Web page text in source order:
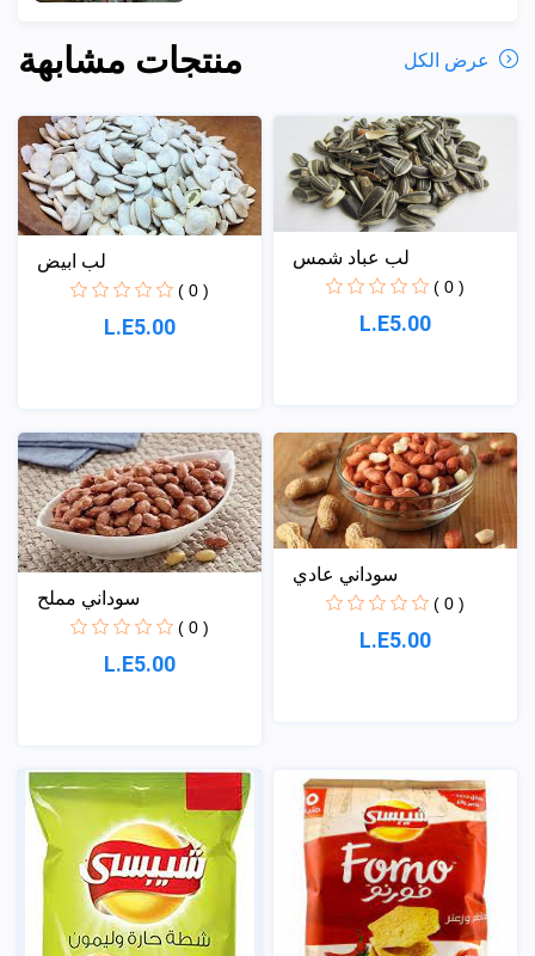
منتجات مشابهة
لب ابيض
( 0 )
L.E5.00
لب عباد شمس
( 0 )
L.E5.00
سوداني مملح
( 0 )
L.E5.00
سوداني عادي
( 0 )
L.E5.00